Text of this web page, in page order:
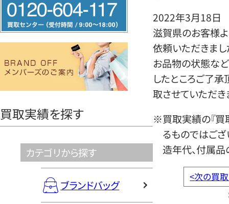
リ
ー
ヤ
買取実績を探す
カテゴリから探す
ブランドバッグ
2022年3月18日
滋賀県のお客様
依頼いただきまし
お品物の状態など
したところご了
取させていただき
※買取実績の『買
るものではござ
造年代、付属品
<次の買